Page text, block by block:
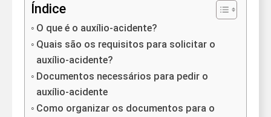
Índice
O que é o auxílio-acidente?
Quais são os requisitos para solicitar o
auxílio-acidente?
Documentos necessários para pedir o
auxílio-acidente
Como organizar os documentos para o